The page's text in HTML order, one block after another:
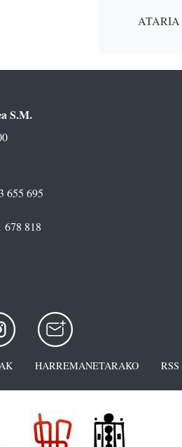
ATARIA
S.M.
655 695
818
HARREMANETARAKO RSS